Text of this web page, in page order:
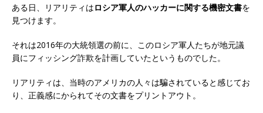
ある日、リアリティはロシア軍人のハッカーに関する機密文書を
見つけます。
それは2016年の大統領選の前に、このロシア軍人たちが地元議
員にフィッシング詐欺を計画していたというものでした。
リアリティは、当時のアメリカの人々は騙されていると感じてお
り、正義感にかられてその文書をプリントアウト。